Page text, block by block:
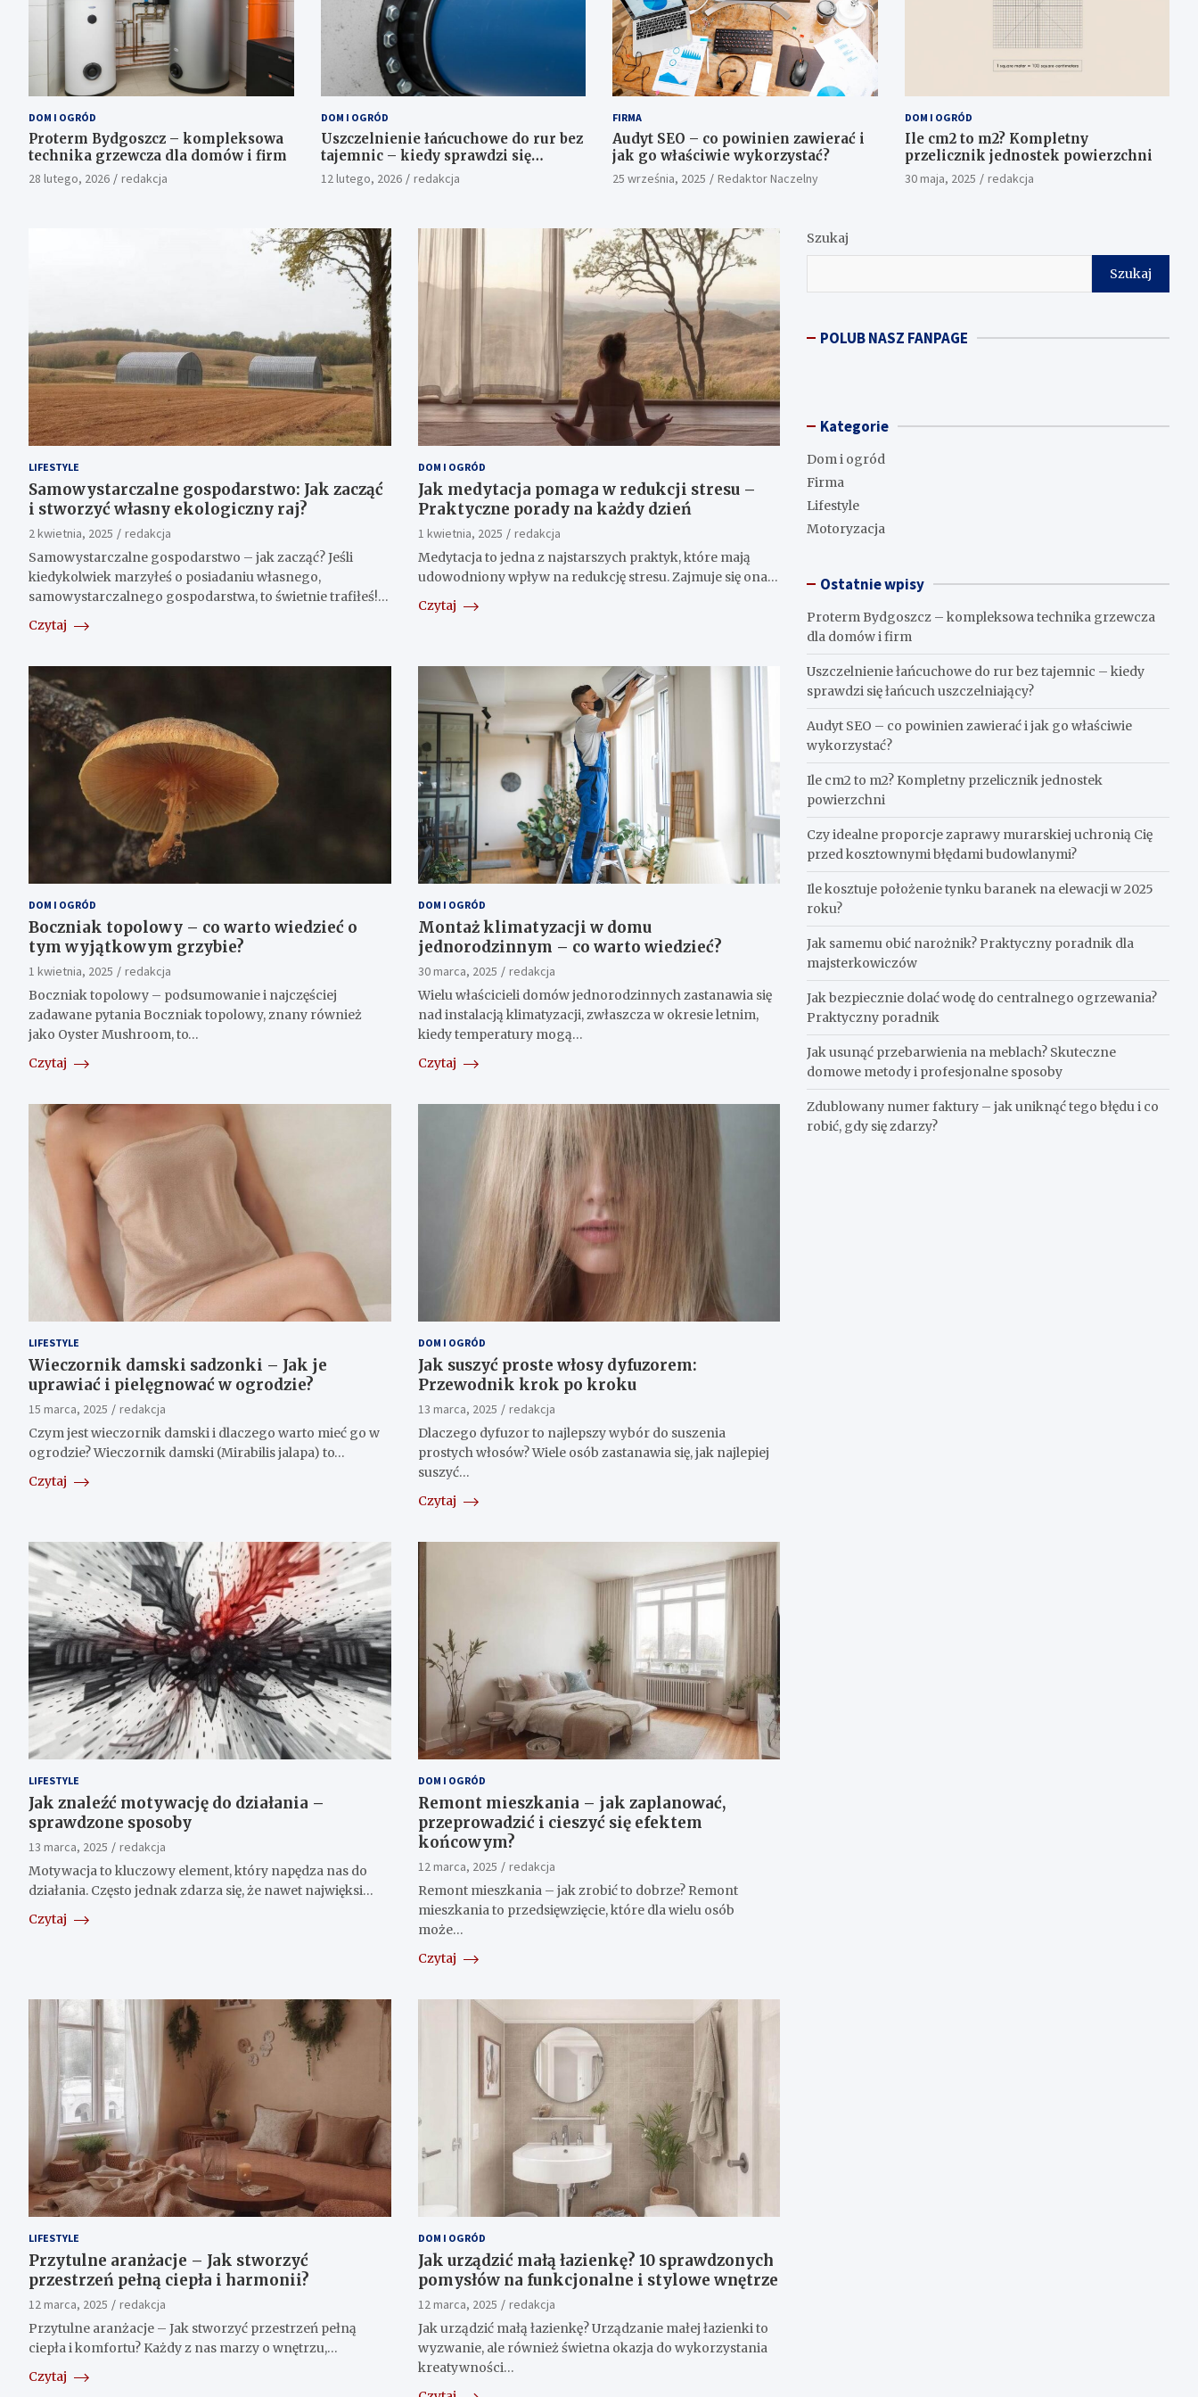
DOM I OGRÓD
Proterm Bydgoszcz – kompleksowa
technika grzewcza dla domów i firm
28 lutego, 2026 redakcja
DOM I OGRÓD
Uszczelnienie łańcuchowe do rur bez
tajemnic – kiedy sprawdzi się
łańcuch uszczelniający?
12 lutego, 2026 redakcja
FIRMA
Audyt SEO – co powinien zawierać i
jak go właściwie wykorzystać?
25 września, 2025 Redaktor Naczelny
DOM I OGRÓD
Ile cm2 to m2? Kompletny
przelicznik jednostek powierzchni
30 maja, 2025 redakcja
LIFESTYLE
Samowystarczalne gospodarstwo: Jak zacząć
i stworzyć własny ekologiczny raj?
2 kwietnia, 2025
redakcja
Samowystarczalne gospodarstwo – jak zacząć? Jeśli
kiedykolwiek marzyłeś o posiadaniu własnego,
samowystarczalnego gospodarstwa, to świetnie trafiłeś!…
Czytaj
DOM I OGRÓD
Jak medytacja pomaga w redukcji stresu –
Praktyczne porady na każdy dzień
1 kwietnia, 2025
redakcja
Medytacja to jedna z najstarszych praktyk, które mają
udowodniony wpływ na redukcję stresu. Zajmuje się ona…
Czytaj
DOM I OGRÓD
Boczniak topolowy – co warto wiedzieć o
tym wyjątkowym grzybie?
1 kwietnia, 2025
redakcja
Boczniak topolowy – podsumowanie i najczęściej
zadawane pytania Boczniak topolowy, znany również
jako Oyster Mushroom, to…
Czytaj
DOM I OGRÓD
Montaż klimatyzacji w domu
jednorodzinnym – co warto wiedzieć?
30 marca, 2025
redakcja
Wielu właścicieli domów jednorodzinnych zastanawia się
nad instalacją klimatyzacji, zwłaszcza w okresie letnim,
kiedy temperatury mogą…
Czytaj
LIFESTYLE
Wieczornik damski sadzonki – Jak je
uprawiać i pielęgnować w ogrodzie?
15 marca, 2025
redakcja
Czym jest wieczornik damski i dlaczego warto mieć go w
ogrodzie? Wieczornik damski (Mirabilis jalapa) to…
Czytaj
DOM I OGRÓD
Jak suszyć proste włosy dyfuzorem:
Przewodnik krok po kroku
13 marca, 2025
redakcja
Dlaczego dyfuzor to najlepszy wybór do suszenia
prostych włosów? Wiele osób zastanawia się, jak najlepiej
suszyć…
Czytaj
LIFESTYLE
Jak znaleźć motywację do działania –
sprawdzone sposoby
13 marca, 2025
redakcja
Motywacja to kluczowy element, który napędza nas do
działania. Często jednak zdarza się, że nawet najwięksi…
Czytaj
DOM I OGRÓD
Remont mieszkania – jak zaplanować,
przeprowadzić i cieszyć się efektem
końcowym?
12 marca, 2025
redakcja
Remont mieszkania – jak zrobić to dobrze? Remont
mieszkania to przedsięwzięcie, które dla wielu osób
może…
Czytaj
LIFESTYLE
Przytulne aranżacje – Jak stworzyć
przestrzeń pełną ciepła i harmonii?
12 marca, 2025
redakcja
Przytulne aranżacje – Jak stworzyć przestrzeń pełną
ciepła i komfortu? Każdy z nas marzy o wnętrzu,…
Czytaj
DOM I OGRÓD
Jak urządzić małą łazienkę? 10 sprawdzonych
pomysłów na funkcjonalne i stylowe wnętrze
12 marca, 2025
redakcja
Jak urządzić małą łazienkę? Urządzanie małej łazienki to
wyzwanie, ale również świetna okazja do wykorzystania
kreatywności…
Szukaj
Szukaj
POLUB NASZ FANPAGE
Kategorie
Dom i ogród
Firma
Lifestyle
Motoryzacja
Ostatnie wpisy
Proterm Bydgoszcz – kompleksowa technika grzewcza
dla domów i firm
Uszczelnienie łańcuchowe do rur bez tajemnic – kiedy
sprawdzi się łańcuch uszczelniający?
Audyt SEO – co powinien zawierać i jak go właściwie
wykorzystać?
Ile cm2 to m2? Kompletny przelicznik jednostek
powierzchni
Czy idealne proporcje zaprawy murarskiej uchronią Cię
przed kosztownymi błędami budowlanymi?
Ile kosztuje położenie tynku baranek na elewacji w 2025
roku?
Jak samemu obić narożnik? Praktyczny poradnik dla
majsterkowiczów
Jak bezpiecznie dolać wodę do centralnego ogrzewania?
Praktyczny poradnik
Jak usunąć przebarwienia na meblach? Skuteczne
domowe metody i profesjonalne sposoby
Zdublowany numer faktury – jak uniknąć tego błędu i co
robić, gdy się zdarzy?